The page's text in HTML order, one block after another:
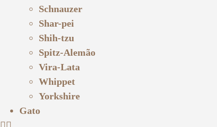
Schnauzer
Shar-pei
Shih-tzu
Spitz-Alemão
Vira-Lata
Whippet
Yorkshire
Gato